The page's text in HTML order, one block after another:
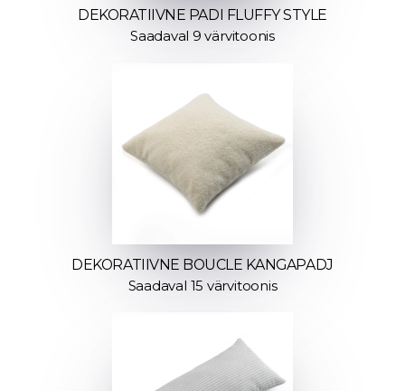
DEKORATIIVNE PADI FLUFFY STYLE
Saadaval 9 värvitoonis
DEKORATIIVNE BOUCLE KANGAPADJ
Saadaval 15 värvitoonis